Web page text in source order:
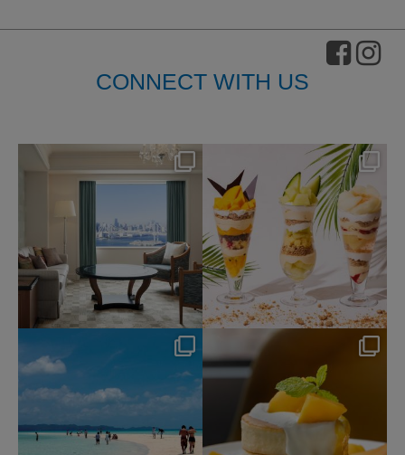
CONNECT WITH US
8月 7
nikko_hotels
8月 4
174 1
nikko_hotels
172 1